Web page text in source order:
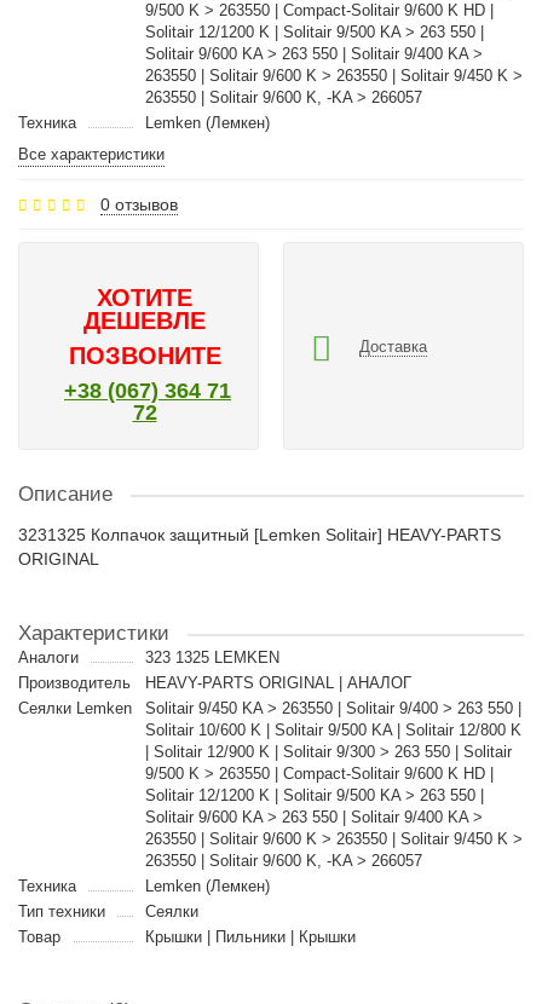
9/500 K > 263550 | Compact-Solitair 9/600 K HD |
Solitair 12/1200 K | Solitair 9/500 KA > 263 550 |
Solitair 9/600 KA > 263 550 | Solitair 9/400 KA >
263550 | Solitair 9/600 K > 263550 | Solitair 9/450 K >
263550 | Solitair 9/600 K, -KA > 266057
Техника
Lemken (Лемкен)
Все характеристики
0 отзывов
ХОТИТЕ
ДЕШЕВЛЕ
ПОЗВОНИТЕ
+38 (067) 364 71
72
Доставка
Описание
3231325 Колпачок защитный [Lemken Solitair] HEAVY-PARTS
ORIGINAL
Характеристики
Аналоги
323 1325 LEMKEN
Производитель
HEAVY-PARTS ORIGINAL | АНАЛОГ
Сеялки Lemken
Solitair 9/450 KA > 263550 | Solitair 9/400 > 263 550 |
Solitair 10/600 K | Solitair 9/500 KA | Solitair 12/800 K
| Solitair 12/900 K | Solitair 9/300 > 263 550 | Solitair
9/500 K > 263550 | Compact-Solitair 9/600 K HD |
Solitair 12/1200 K | Solitair 9/500 KA > 263 550 |
Solitair 9/600 KA > 263 550 | Solitair 9/400 KA >
263550 | Solitair 9/600 K > 263550 | Solitair 9/450 K >
263550 | Solitair 9/600 K, -KA > 266057
Техника
Lemken (Лемкен)
Тип техники
Сеялки
Товар
Крышки | Пильники | Крышки